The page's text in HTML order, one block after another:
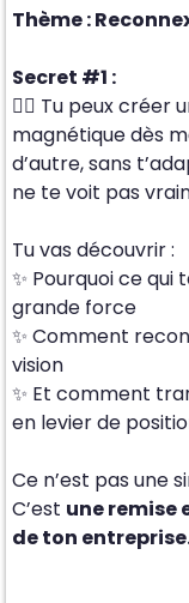
Thème :
Secret #1 :
👉🏾 Tu peux
magnétique dès
d’autre, sans
ne te voit pas
Tu vas découvrir :
✨ Pourquoi ce qui
grande force
✨ Comment
vision
✨ Et comment
en levier de
Ce n’est pas une
C’est une remise
de ton